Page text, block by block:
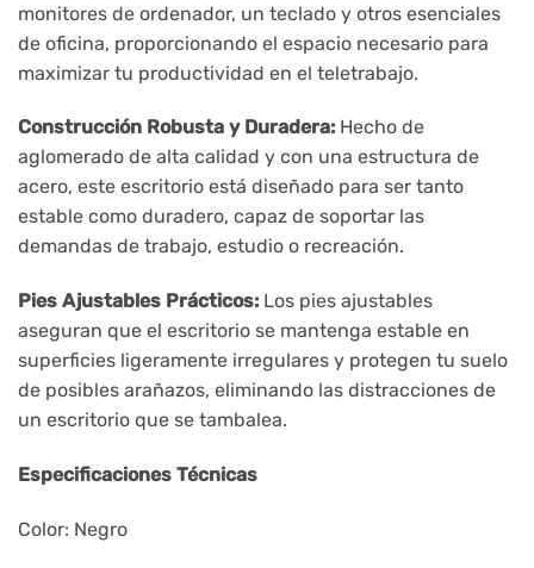
monitores de ordenador, un teclado y otros esenciales
de oficina, proporcionando el espacio necesario para
maximizar tu productividad en el teletrabajo.
Construcción Robusta y Duradera: Hecho de
aglomerado de alta calidad y con una estructura de
acero, este escritorio está diseñado para ser tanto
estable como duradero, capaz de soportar las
demandas de trabajo, estudio o recreación.
Pies Ajustables Prácticos: Los pies ajustables
aseguran que el escritorio se mantenga estable en
superficies ligeramente irregulares y protegen tu suelo
de posibles arañazos, eliminando las distracciones de
un escritorio que se tambalea.
Especificaciones Técnicas
Color: Negro